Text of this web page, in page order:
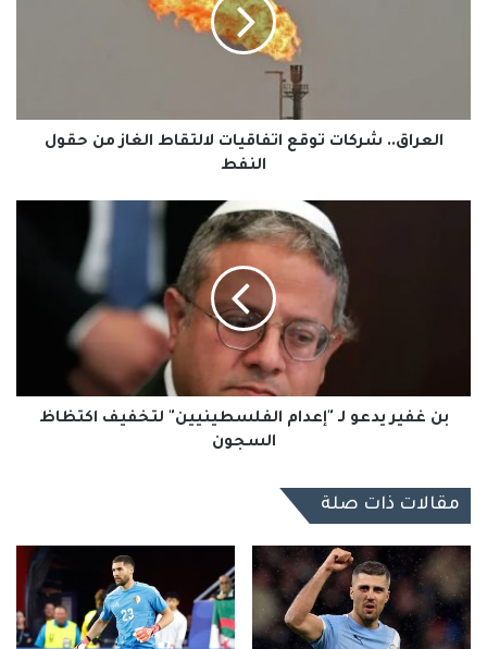
النفط
العراق.. شركات توقع اتفاقيات لالتقاط الغاز من حقول
النفط
السجون
بن غفير يدعو لـ "إعدام الفلسطينيين" لتخفيف اكتظاظ
السجون
مقالات ذات صلة